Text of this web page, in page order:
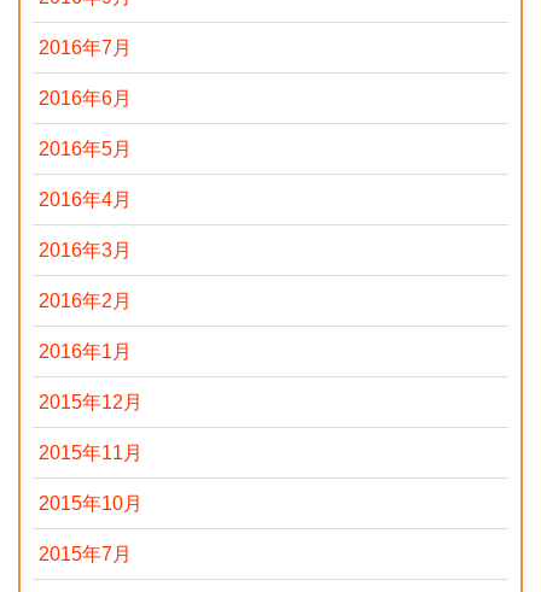
2016年7月
2016年6月
2016年5月
2016年4月
2016年3月
2016年2月
2016年1月
2015年12月
2015年11月
2015年10月
2015年7月